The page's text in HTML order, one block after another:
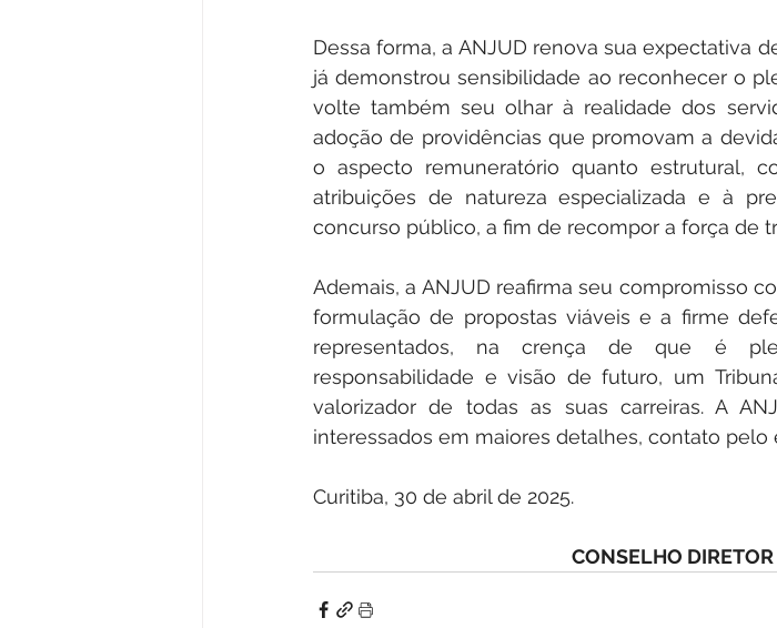
Dessa forma, a ANJUD renova sua expectativa
já demonstrou sensibilidade ao reconhecer o
volte também seu olhar à realidade dos
adoção de providências que promovam a
o aspecto remuneratório quanto estrutural,
atribuições de natureza especializada e à
concurso público, a fim de recompor a força de
Ademais, a ANJUD reafirma seu compromisso
formulação de propostas viáveis e a firme
representados, na crença de que é
responsabilidade e visão de futuro, um
valorizador de todas as suas carreiras. A
interessados em maiores detalhes, contato pelo
Curitiba, 30 de abril de 2025.
CONSELHO